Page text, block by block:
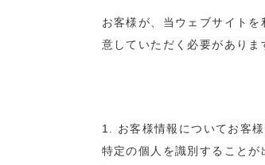
お客様が、当ウェブサイト
意していただく必要がありま
1. お客様情報についてお客
特定の個人を識別すること